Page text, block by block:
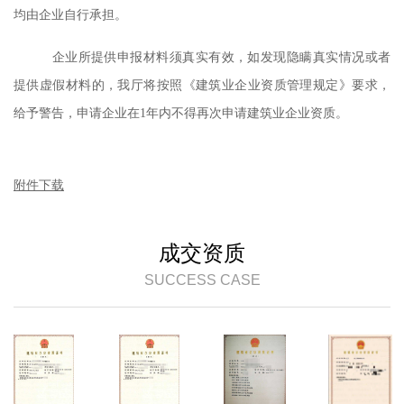
均由企业自行承担。
企业所提供申报材料须真实有效，如发现隐瞒真实情况或者
提供虚假材料的，我厅将按照《建筑业企业资质管理规定》要求，
给予警告，申请企业在1年内不得再次申请建筑业企业资质。
附件下载
成交资质
SUCCESS CASE